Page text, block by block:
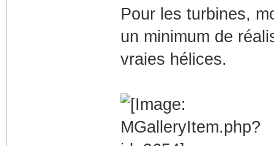
Pour les turbines,
un minimum de
vraies hélices.